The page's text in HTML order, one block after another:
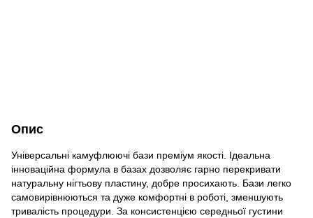
Опис
Універсальні камуфлюючі бази преміум якості. Ідеальна
інноваційна формула в базах дозволяє гарно перекривати
натуральну нігтьову пластину, добре просихають. Бази легко
самовирівнюються та дуже комфортні в роботі, зменшують
тривалість процедури. За консистенцією середньої густини